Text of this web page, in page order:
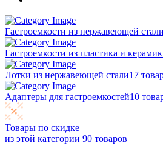
Гастроемкости из нержавеющей стали
Гастроемкости из пластика и
Лотки из нержавеющей стали17
Адаптеры для гастроемкостей10
Товары по скидке
из этой категории 90 товаров